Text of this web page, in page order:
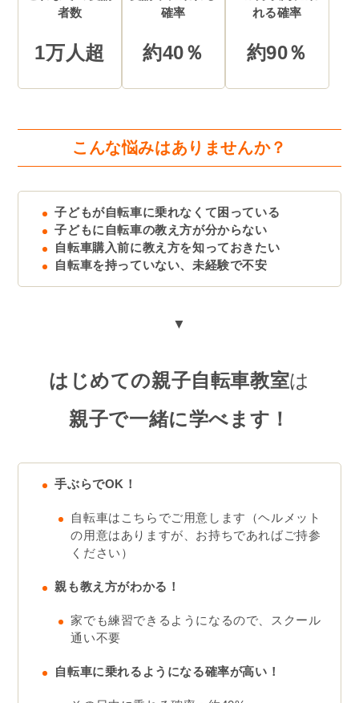
者数
1万人超
確率
約40％
れる確率
約90％
こんな悩みはありませんか？
子どもが自転車に乗れなくて困っている
子どもに自転車の教え方が分からない
自転車購入前に教え方を知っておきたい
自転車を持っていない、未経験で不安
▼
はじめての親子自転車教室は
親子で一緒に学べます！
手ぶらでOK！
自転車はこちらでご用意します（ヘルメット
の用意はありますが、お持ちであればご持参
ください）
親も教え方がわかる！
家でも練習できるようになるので、スクール
通い不要
自転車に乗れるようになる確率が高い！